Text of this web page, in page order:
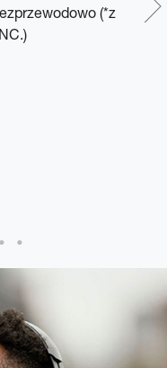
(*z